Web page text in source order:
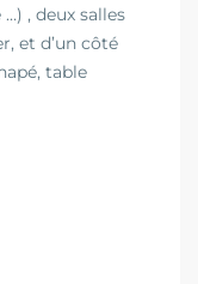
, deux salles
et d’un côté
table